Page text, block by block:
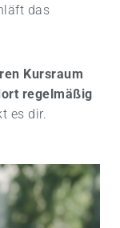
das
Kursraum
regelmäßig
es dir.